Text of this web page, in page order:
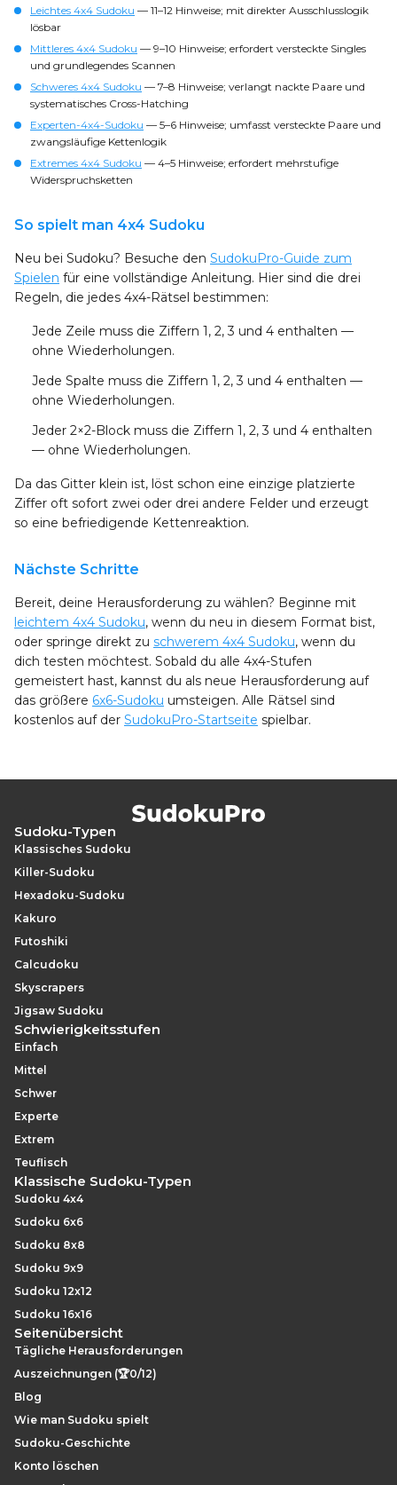
Leichtes 4x4 Sudoku — 11–12 Hinweise; mit direkter Ausschlusslogik
lösbar
Mittleres 4x4 Sudoku — 9–10 Hinweise; erfordert versteckte Singles
und grundlegendes Scannen
Schweres 4x4 Sudoku — 7–8 Hinweise; verlangt nackte Paare und
systematisches Cross-Hatching
Experten-4x4-Sudoku — 5–6 Hinweise; umfasst versteckte Paare und
zwangsläufige Kettenlogik
Extremes 4x4 Sudoku — 4–5 Hinweise; erfordert mehrstufige
Widerspruchsketten
So spielt man 4x4 Sudoku
Neu bei Sudoku? Besuche den SudokuPro-Guide zum
Spielen für eine vollständige Anleitung. Hier sind die drei
Regeln, die jedes 4x4-Rätsel bestimmen:
Jede Zeile muss die Ziffern 1, 2, 3 und 4 enthalten —
ohne Wiederholungen.
Jede Spalte muss die Ziffern 1, 2, 3 und 4 enthalten —
ohne Wiederholungen.
Jeder 2×2-Block muss die Ziffern 1, 2, 3 und 4 enthalten
— ohne Wiederholungen.
Da das Gitter klein ist, löst schon eine einzige platzierte
Ziffer oft sofort zwei oder drei andere Felder und erzeugt
so eine befriedigende Kettenreaktion.
Nächste Schritte
Bereit, deine Herausforderung zu wählen? Beginne mit
leichtem 4x4 Sudoku, wenn du neu in diesem Format bist,
oder springe direkt zu schwerem 4x4 Sudoku, wenn du
dich testen möchtest. Sobald du alle 4x4-Stufen
gemeistert hast, kannst du als neue Herausforderung auf
das größere 6x6-Sudoku umsteigen. Alle Rätsel sind
kostenlos auf der SudokuPro-Startseite spielbar.
Sudoku-Typen
Klassisches Sudoku
Killer-Sudoku
Hexadoku-Sudoku
Kakuro
Futoshiki
Calcudoku
Skyscrapers
Jigsaw Sudoku
Schwierigkeitsstufen
Einfach
Mittel
Schwer
Experte
Extrem
Teuflisch
Klassische Sudoku-Typen
Sudoku 4x4
Sudoku 6x6
Sudoku 8x8
Sudoku 9x9
Sudoku 12x12
Sudoku 16x16
Seitenübersicht
Tägliche Herausforderungen
Auszeichnungen (🏆0/12)
Blog
Wie man Sudoku spielt
Sudoku-Geschichte
Konto löschen